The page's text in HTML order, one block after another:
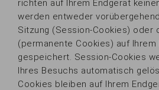
richten auf Ihrem Endgerät
werden entweder
Sitzung (Session-Cookies) oder
(permanente Cookies) auf Ihrem
gespeichert. Session-Cookies
Ihres Besuchs automatisch
Cookies bleiben auf Ihrem